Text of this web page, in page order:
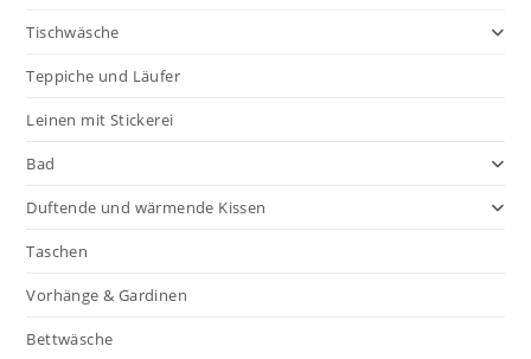
Tischwäsche
Teppiche und Läufer
Leinen mit Stickerei
Bad
Duftende und wärmende Kissen
Taschen
Vorhänge & Gardinen
Bettwäsche